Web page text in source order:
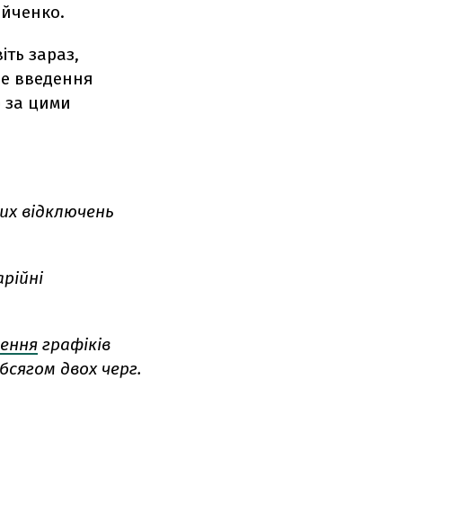
зараз,
введення
за цими
відключень
графіків
двох черг.